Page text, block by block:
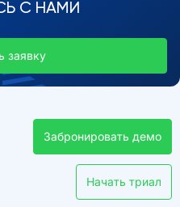
С НАМИ
заявку
Забронировать демо
Начать триал